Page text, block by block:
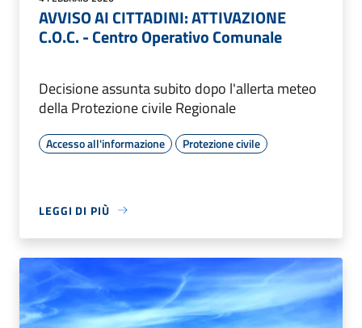
AVVISO AI CITTADINI: ATTIVAZIONE
C.O.C. - Centro Operativo Comunale
Decisione assunta subito dopo l'allerta meteo
della Protezione civile Regionale
Accesso all'informazione Protezione civile
LEGGI DI PIÙ